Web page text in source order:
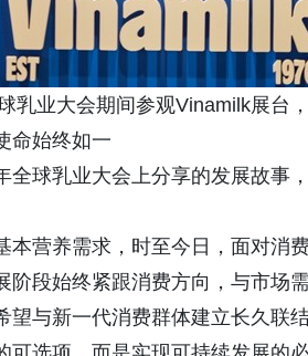
乳业大会期间参观Vinamilk展台
命始终如一
全球乳业大会上分享的发展故事
本营养需求，时至今日，面对消
阶段始终紧跟消费方向，与市场
望与新一代消费群体建立长久联